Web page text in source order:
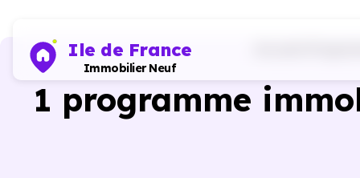
Ile de France
Immobilier Neuf
1 programme